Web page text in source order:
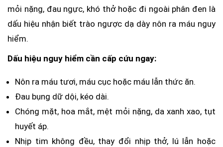
mỏi nặng, đau ngực, khó thở hoặc đi ngoài phân đen là
dấu hiệu nhận biết trào ngược dạ dày nôn ra máu nguy
hiểm.
Dấu hiệu nguy hiểm cần cấp cứu ngay:
Nôn ra máu tươi, máu cục hoặc máu lẫn thức ăn.
Đau bụng dữ dội, kéo dài.
Chóng mặt, hoa mắt, mệt mỏi nặng, da xanh xao, tụt
huyết áp.
Nhịp tim không đều, thay đổi nhịp thở, lú lẫn hoặc